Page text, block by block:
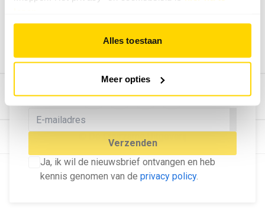
Alles toestaan
Meer opties
MELD U AAN VOOR ONZE
NIEUWSBRIEF
Blijf op de hoogte van het laatste nieuws!
Verzenden
Ja, ik wil de nieuwsbrief ontvangen en heb
kennis genomen van de privacy policy.
Bekijk hier de mogelijkheden.
© Dé Duurzame Uitgeverij